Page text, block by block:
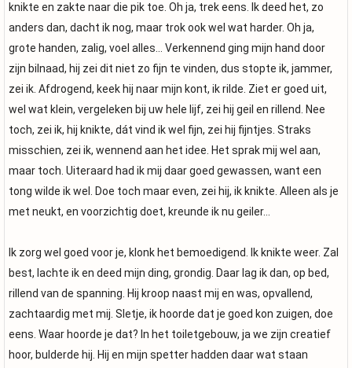
knikte en zakte naar die pik toe. Oh ja, trek eens. Ik deed het, zo
anders dan, dacht ik nog, maar trok ook wel wat harder. Oh ja,
grote handen, zalig, voel alles… Verkennend ging mijn hand door
zijn bilnaad, hij zei dit niet zo fijn te vinden, dus stopte ik, jammer,
zei ik. Afdrogend, keek hij naar mijn kont, ik rilde. Ziet er goed uit,
wel wat klein, vergeleken bij uw hele lijf, zei hij geil en rillend. Nee
toch, zei ik, hij knikte, dát vind ik wel fijn, zei hij fijntjes. Straks
misschien, zei ik, wennend aan het idee. Het sprak mij wel aan,
maar toch. Uiteraard had ik mij daar goed gewassen, want een
tong wilde ik wel. Doe toch maar even, zei hij, ik knikte. Alleen als je
met neukt, en voorzichtig doet, kreunde ik nu geiler…
Ik zorg wel goed voor je, klonk het bemoedigend. Ik knikte weer. Zal
best, lachte ik en deed mijn ding, grondig. Daar lag ik dan, op bed,
rillend van de spanning. Hij kroop naast mij en was, opvallend,
zachtaardig met mij. Sletje, ik hoorde dat je goed kon zuigen, doe
eens. Waar hoorde je dat? In het toiletgebouw, ja we zijn creatief
hoor, bulderde hij. Hij en mijn spetter hadden daar wat staan